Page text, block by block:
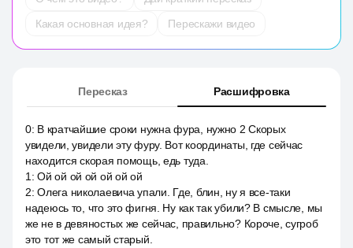
Какая основная идея?
Перескажи видео
Пересказ Расшифровка
0: В кратчайшие сроки нужна фура, нужно 2 Скорых
увидели, увидели эту фуру. Вот координаты, где сейчас
находится скорая помощь, едь туда.
1 :Ой ой ой ой ой ой ой
2:Олега николаевича упали. Где, блин, ну я все-таки
надеюсь то, что это фигня. Ну как так убили? В смысле, мы
же не в девяностых же сейчас, правильно? Короче, сугроб
это тот же самый старый.